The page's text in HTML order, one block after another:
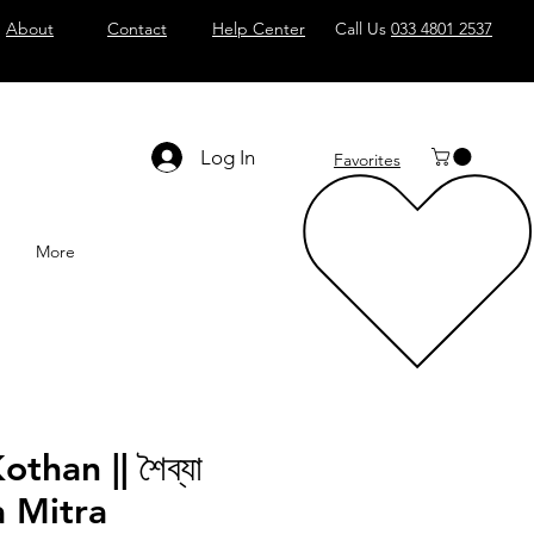
About Contact Help Center Call Us 033 4801 2537
Log In Favorites
More
|| শৈব্যা
Mitra